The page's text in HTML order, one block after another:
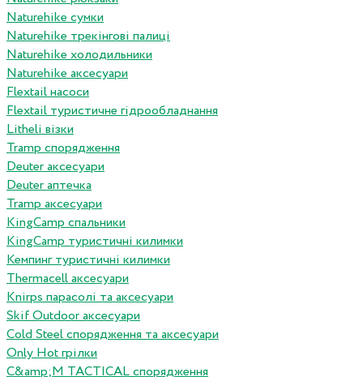
Naturehike сумки
Naturehike трекінгові палиці
Naturehike холодильники
Naturehike аксесуари
Flextail насоси
Flextail туристичне гідрообладнання
Litheli візки
Tramp спорядження
Deuter аксесуари
Deuter аптечка
Tramp аксесуари
KingCamp спальники
KingCamp туристичні килимки
Кемпинг туристичні килимки
Thermacell аксесуари
Knirps парасолі та аксесуари
Skif Outdoor аксесуари
Cold Steel спорядження та аксесуари
Only Hot грілки
C&amp;M TACTICAL спорядження